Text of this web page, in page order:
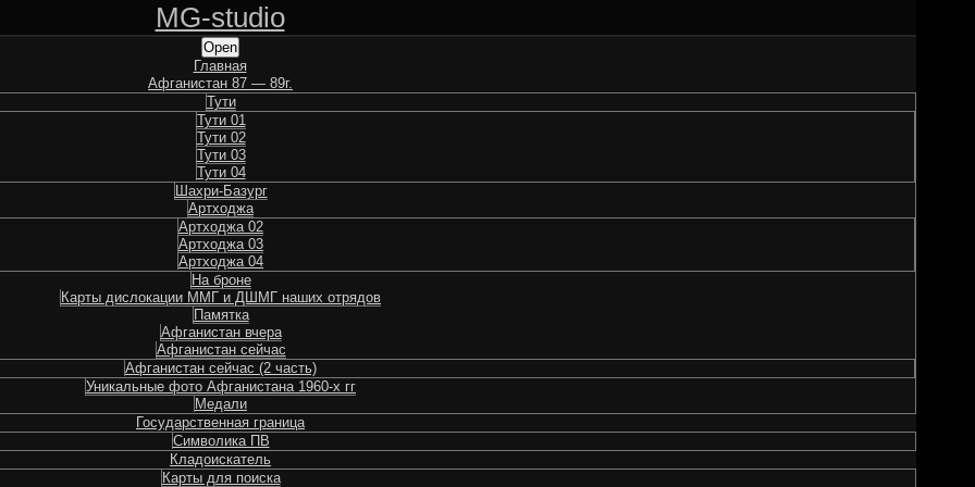
Skip
to
MG-studio
Shrunk
Expand
Open
Главная
Афганистан 87 — 89г.
Тути
Тути 01
Тути 02
Тути 03
Тути 04
Шахри-Базург
Артходжа
Артходжа 02
Артходжа 03
Артходжа 04
На броне
Карты дислокации ММГ и ДШМГ наших отрядов
Памятка
Афганистан вчера
Афганистан сейчас
Афганистан сейчас (2 часть)
Уникальные фото Афганистана 1960-х гг
Медали
Государственная граница
Символика ПВ
Кладоискатель
Карты для поиска